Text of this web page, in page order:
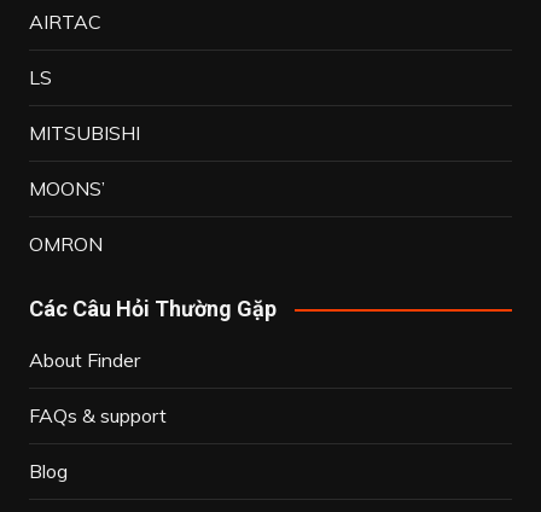
AIRTAC
LS
MITSUBISHI
MOONS’
OMRON
Các Câu Hỏi Thường Gặp
About Finder
FAQs & support
Blog